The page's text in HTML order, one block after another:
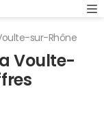
sur-Rhône
Voulte-